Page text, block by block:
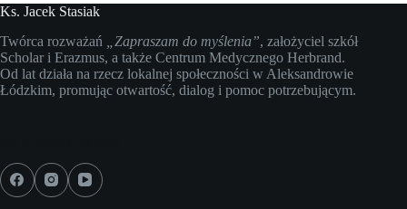
Ks. Jacek Stasiak
Twórca rozważań
„Zapraszam do myślenia”, założyciel szkół
Scholar i Erazmus, a także Centrum Medycznego Herbrand.
Od lat działa na rzecz lokalnej społeczności w Aleksandrowie
Łódzkim, promując otwartość, dialog i pomoc potrzebującym.